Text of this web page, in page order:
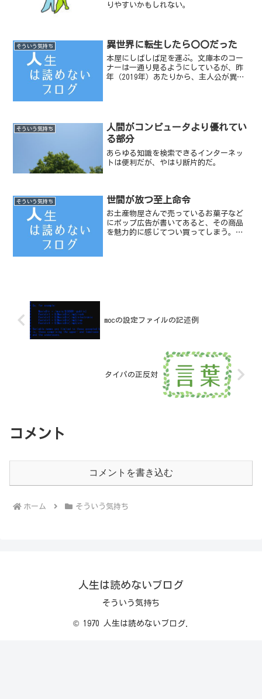
りやすいかもしれない。
そういう気持ち 異世界に転生したら〇〇だった
本屋にしばしば足を運ぶ。文庫本のコー
ナーは一通り見るようにしているが、昨
年（2019年）あたりから、主人公が異世
そういう気持ち
人間がコンピュータより優れてい
る部分
あらゆる知識を検索できるインターネッ
トは便利だが、やはり断片的だ。
そういう気持ち 世間が放つ至上命令
お土産物屋さんで売っているお菓子など
にポップ広告が書いてあると、その商品
を魅力的に感じてつい買ってしまう。
mocの設定ファイルの記述例
タイパの正反対
コメント
コメントを書き込む
ホーム そういう気持ち
人生は読めないブログ
そういう気持ち
© 1970 人生は読めないブログ.